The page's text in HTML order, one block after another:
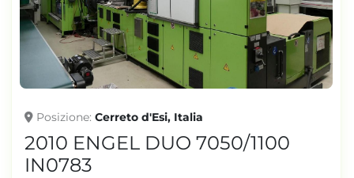
Posizione Cerreto d'Esi, Italia
2010 ENGEL DUO 7050/1100
IN0783